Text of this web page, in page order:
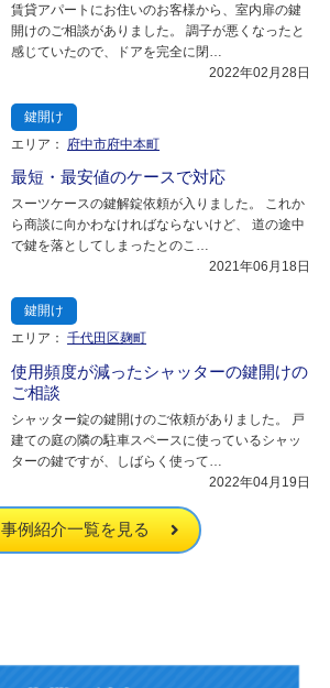
賃貸アパートにお住いのお客様から、室内扉の鍵
開けのご相談がありました。 調子が悪くなったと
感じていたので、ドアを完全に閉…
2022年02月28日
鍵開け
エリア：
府中市府中本町
最短・最安値のケースで対応
スーツケースの鍵解錠依頼が入りました。 これか
ら商談に向かわなければならないけど、 道の途中
で鍵を落としてしまったとのこ…
2021年06月18日
鍵開け
エリア： 千代田区麹町
使用頻度が減ったシャッターの鍵開けの
ご相談
シャッター錠の鍵開けのご依頼がありました。 戸
建ての庭の隣の駐車スペースに使っているシャッ
ターの鍵ですが、しばらく使って…
2022年04月19日
事例紹介一覧を見る